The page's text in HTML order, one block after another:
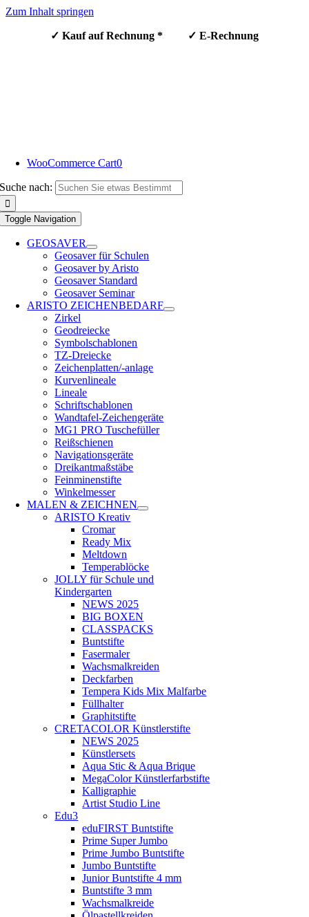
Zum Inhalt springen
✓ Kauf auf Rechnung * ✓ E-Rechnung
WooCommerce Cart0
Suche nach:
Toggle Navigation
GEOSAVER
Geosaver für Schulen
Geosaver by Aristo
Geosaver Standard
Geosaver Seminar
ARISTO ZEICHENBEDARF
Zirkel
Geodreiecke
Symbolschablonen
TZ-Dreiecke
Zeichenplatten/-anlage
Kurvenlineale
Lineale
Schriftschablonen
Wandtafel-Zeichengeräte
MG1 PRO Tuschefüller
Reißschienen
Navigationsgeräte
Dreikantmaßstäbe
Feinminenstifte
Winkelmesser
MALEN & ZEICHNEN
ARISTO Kreativ
Cromar
Ready Mix
Meltdown
Temperablöcke
JOLLY für Schule und
Kindergarten
NEWS 2025
BIG BOXEN
CLASSPACKS
Buntstifte
Fasermaler
Wachsmalkreiden
Deckfarben
Tempera Kids Mix Malfarbe
Füllhalter
Graphitstifte
CRETACOLOR Künstlerstifte
NEWS 2025
Künstlersets
Aqua Stic & Aqua Brique
MegaColor Künstlerfarbstifte
Kalligraphie
Artist Studio Line
Edu3
eduFIRST Buntstifte
Prime Super Jumbo
Prime Jumbo Buntstifte
Jumbo Buntstifte
Junior Buntstifte 4 mm
Buntstifte 3 mm
Wachsmalkreide